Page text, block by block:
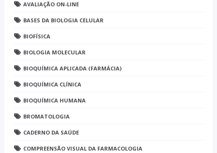
AVALIAÇÃO ON-LINE
BASES DA BIOLOGIA CELULAR
BIOFÍSICA
BIOLOGIA MOLECULAR
BIOQUÍMICA APLICADA (FARMÁCIA)
BIOQUÍMICA CLÍNICA
BIOQUÍMICA HUMANA
BROMATOLOGIA
CADERNO DA SAÚDE
COMPREENSÃO VISUAL DA FARMACOLOGIA